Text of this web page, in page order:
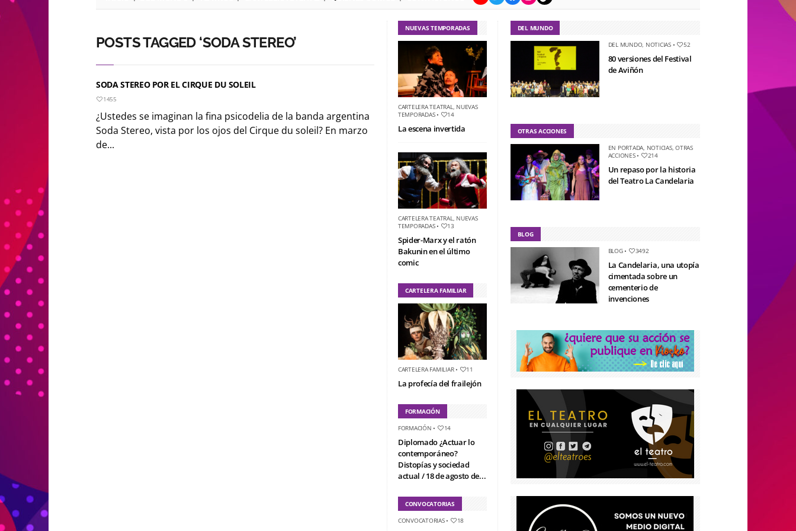
POSTS TAGGED ‘SODA STEREO’
SODA STEREO POR EL CIRQUE DU SOLEIL
1455
¿Ustedes se imaginan la fina psicodelia de la banda argentina
Soda Stereo, vista por los ojos del Cirque du soleil? En marzo
de...
NUEVAS TEMPORADAS
CARTELERA TEATRAL, NUEVAS
TEMPORADAS• 14
La escena invertida
CARTELERA TEATRAL, NUEVAS
TEMPORADAS• 13
Spider-Marx y el ratón
Bakunin en el último
comic
CARTELERA FAMILIAR
CARTELERA FAMILIAR• 11
La profecía del frailejón
FORMACIÓN
FORMACIÓN • 14
Diplomado ¿Actuar lo
contemporáneo?
Distopías y sociedad
actual / 18 de agosto de...
CONVOCATORIAS
CONVOCATORIAS• 18
DEL MUNDO
DEL MUNDO, NOTICIAS• 52
80 versiones del Festival
de Aviñón
OTRAS ACCIONES
EN PORTADA, NOTICIAS,OTRAS
ACCIONES• 214
Un repaso por la historia
del Teatro La Candelaria
BLOG
BLOG• 3492
La Candelaria, una utopía
cimentada sobre un
cementerio de
invenciones